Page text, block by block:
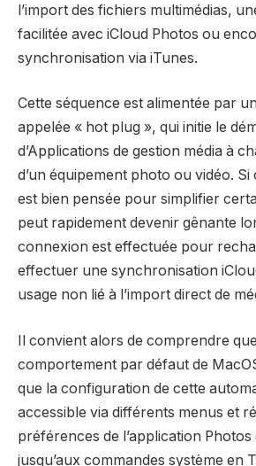
l’import des fichiers multimédias,
facilitée avec iCloud Photos ou
synchronisation via iTunes.
Cette séquence est alimentée par
appelée « hot plug », qui initie le
d’Applications de gestion média à
d’un équipement photo ou vidéo.
est bien pensée pour simplifier
peut rapidement devenir gênante
connexion est effectuée pour
effectuer une synchronisation
usage non lié à l’import direct de
Il convient alors de comprendre
comportement par défaut de
que la configuration de cette
accessible via différents menus et
préférences de l’application Photos
jusqu’aux commandes système en